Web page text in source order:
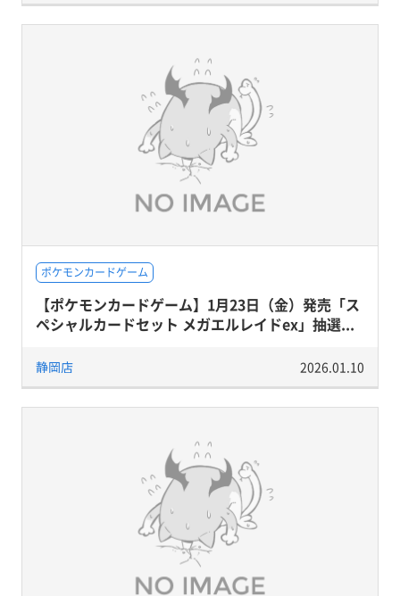
ポケモンカードゲーム
【ポケモンカードゲーム】1月23日（金）発売「ス
ペシャルカードセット メガエルレイドex」抽選...
静岡店 2026.01.10